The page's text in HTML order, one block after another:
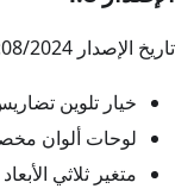
تاريخ الإصدار 08/2024:
خيار تلوين
لوحات ألوان
متغير ثلاثي